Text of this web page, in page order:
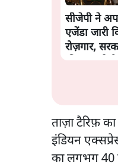
सीजेपी ने
एजेंडा जारी
रोज़गार,
ताज़ा टैरिफ़
इंडियन
का लगभग 40